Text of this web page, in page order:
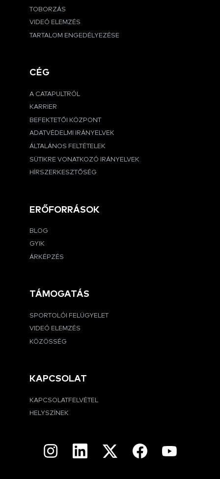
TOBORZÁS
VIDEÓ ELEMZÉS
TARTALOM ENGEDÉLYEZÉSE
CÉG
A CATAPULTRÓL
KARRIER
BEFEKTETŐI KÖZPONT
ADATVÉDELMI IRÁNYELVEK
ÁLTALÁNOS FELTÉTELEK
SÜTIKRE VONATKOZÓ IRÁNYELVEK
HÍRSZERKESZTŐSÉG
ERŐFORRÁSOK
BLOG
GYIK
ÁRKÉPZÉS
TÁMOGATÁS
SPORTOLÓI FELÜGYELET
VIDEÓ ELEMZÉS
KÖZÖSSÉG
KAPCSOLAT
KAPCSOLATFELVÉTEL
HELYSZÍNEK